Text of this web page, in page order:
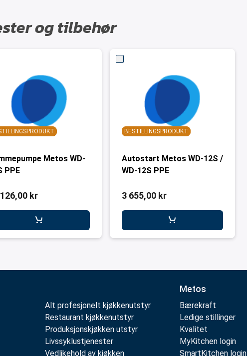
og tilbehør
Metos WD-
PPE
kr
BESTILLINGSPRODUKT
Autostart Metos WD-12S /
WD-12S PPE
3 655,00 kr
Alt profesjonelt kjøkkenutstyr
Restaurant kjøkkenutstyr
Produksjonskjøkken utstyr
Livssyklustjenester
Vedlikehold av kjøkken
Metos
Bærekraft
Ledige stillinger
Kvalitet
MyKitchen login
SmartKitchen login